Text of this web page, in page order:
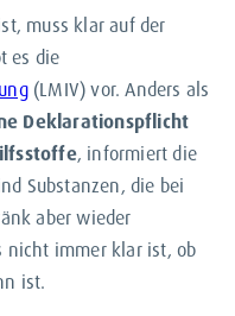
muss klar auf der
es die
(LMIV) vor. Anders als
Deklarationspflicht
, informiert die
Substanzen, die bei
aber wieder
nicht immer klar ist, ob
ist.